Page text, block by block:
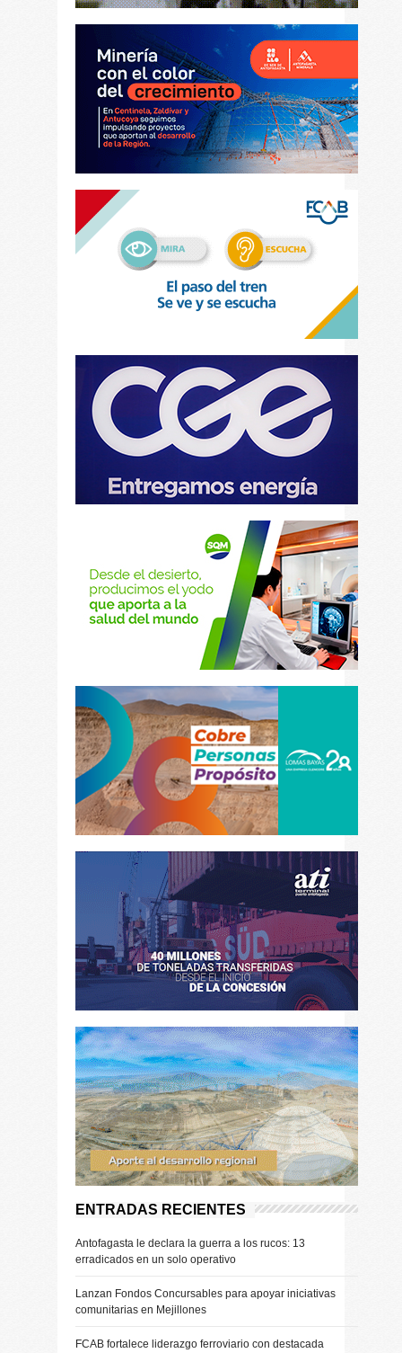
ENTRADAS RECIENTES
Antofagasta le declara la guerra a los rucos: 13
erradicados en un solo operativo
Lanzan Fondos Concursables para apoyar iniciativas
comunitarias en Mejillones
FCAB fortalece liderazgo ferroviario con destacada